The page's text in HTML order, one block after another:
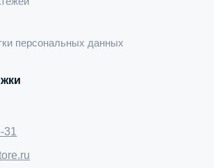
персональных данных
31